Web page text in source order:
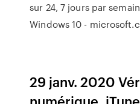
sur 24, 7 jours par
Windows 10 -
29 janv. 2020